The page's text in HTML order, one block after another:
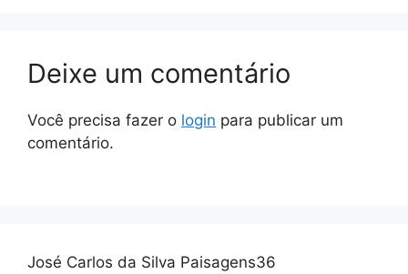
Deixe um comentário
Você precisa fazer o login para publicar um
comentário.
José Carlos da Silva Paisagens36